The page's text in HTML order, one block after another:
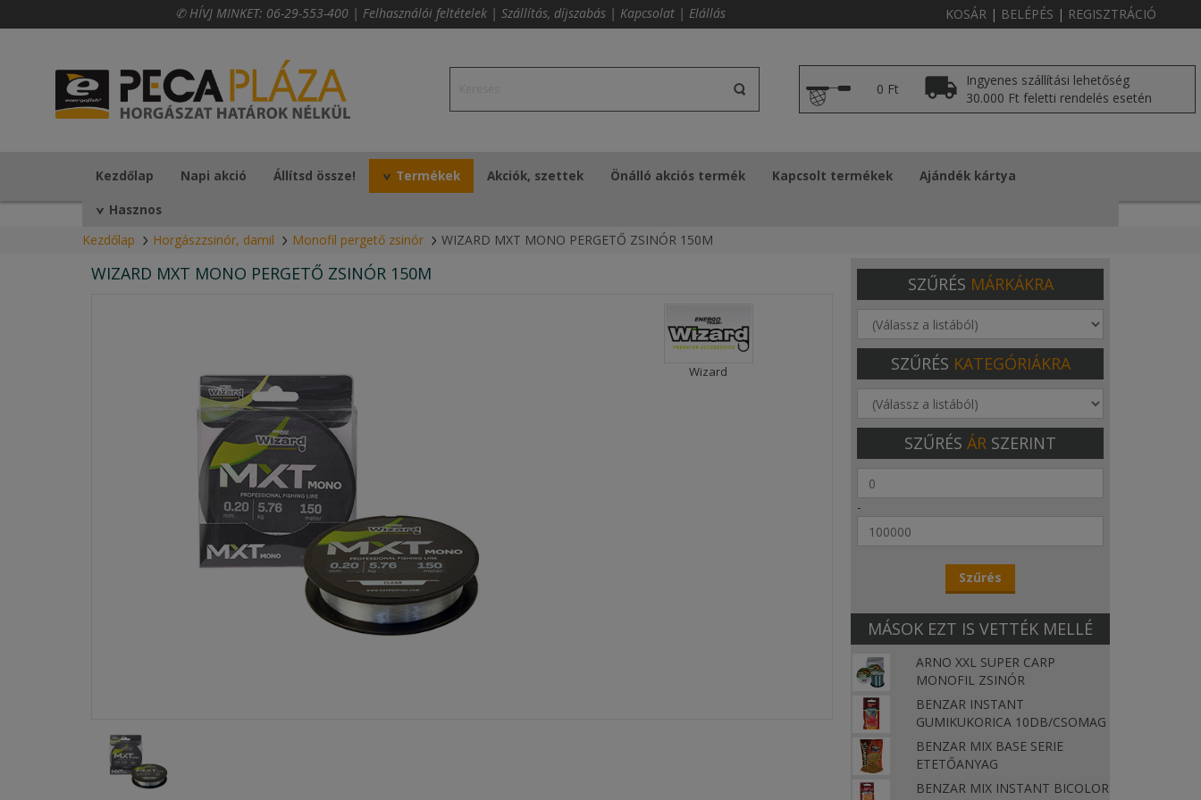
✆ HÍVJ MINKET: 06-29-553-400 | Felhasználói feltételek | Szállítás, díjszabás | Kapcsolat | Elállás KOSÁR | BELÉPÉS | REGISZTRÁCIÓ
0 Ft
Ingyenes szállítási lehetőség
30.000 Ft feletti rendelés esetén
Kezdőlap Napi akció Állítsd össze! Termékek Akciók, szettek Önálló akciós termék Kapcsolt termékek Ajándék kártya
Hasznos
Kezdőlap Horgászzsinór, damil Monofil pergető zsinór WIZARD MXT MONO PERGETŐ ZSINÓR 150M
WIZARD MXT MONO PERGETŐ ZSINÓR 150M
Wizard
SZŰRÉS MÁRKÁKRA
SZŰRÉS KATEGÓRIÁKRA
SZŰRÉS ÁR SZERINT
-
MÁSOK EZT IS VETTÉK MELLÉ
ARNO XXL SUPER CARP
MONOFIL ZSINÓR
BENZAR INSTANT
GUMIKUKORICA 10DB/CSOMAG
BENZAR MIX BASE SERIE
ETETŐANYAG
BENZAR MIX INSTANT BICOLOR